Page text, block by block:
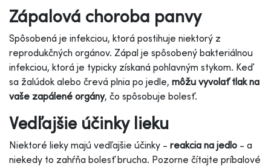
Zápalová choroba panvy
Spôsobená je infekciou, ktorá postihuje niektorý z
reprodukčných orgánov. Zápal je spôsobený bakteriálnou
infekciou, ktorá je typicky získaná pohlavným stykom. Keď
sa žalúdok alebo črevá plnia po jedle, môžu vyvolať tlak na
vaše zapálené orgány, čo spôsobuje bolesť.
Vedľajšie účinky lieku
Niektoré lieky majú vedľajšie účinky - reakcia na jedlo - a
niekedy to zahŕňa bolesť brucha. Pozorne čítajte príbalové